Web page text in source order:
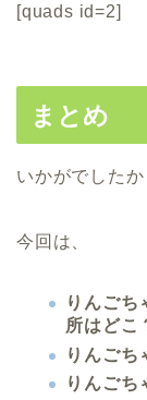
[quads id=2]
まとめ
いかがでしたか
今回は、
りんごち
所はどこ
りんごち
りんごち